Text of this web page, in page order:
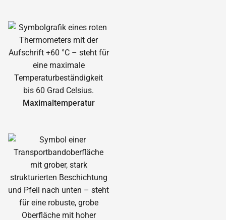
Maximal­temperatur